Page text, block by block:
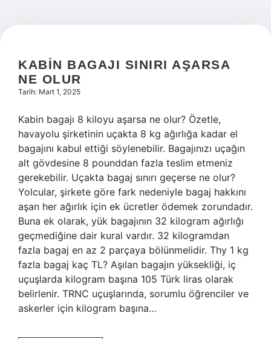
KABIN BAGAJI SINIRI AŞARSA
NE OLUR
Tarih: Mart 1, 2025
Kabin bagajı 8 kiloyu aşarsa ne olur? Özetle,
havayolu şirketinin uçakta 8 kg ağırlığa kadar el
bagajını kabul ettiği söylenebilir. Bagajınızı uçağın
alt gövdesine 8 pounddan fazla teslim etmeniz
gerekebilir. Uçakta bagaj sınırı geçerse ne olur?
Yolcular, şirkete göre fark nedeniyle bagaj hakkını
aşan her ağırlık için ek ücretler ödemek zorundadır.
Buna ek olarak, yük bagajının 32 kilogram ağırlığı
geçmediğine dair kural vardır. 32 kilogramdan
fazla bagaj en az 2 parçaya bölünmelidir. Thy 1 kg
fazla bagaj kaç TL? Aşılan bagajın yüksekliği, iç
uçuşlarda kilogram başına 105 Türk liras olarak
belirlenir. TRNC uçuşlarında, sorumlu öğrenciler ve
askerler için kilogram başına…